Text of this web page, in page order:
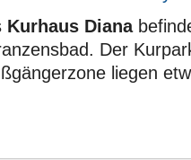
Kurhaus Diana
Der
liegen